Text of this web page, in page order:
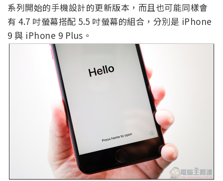
系列開始的手機設計的更新版本，而且也可能同樣會
有 4.7 吋螢幕搭配 5.5 吋螢幕的組合，分別是 iPhone
9 與 iPhone 9 Plus。